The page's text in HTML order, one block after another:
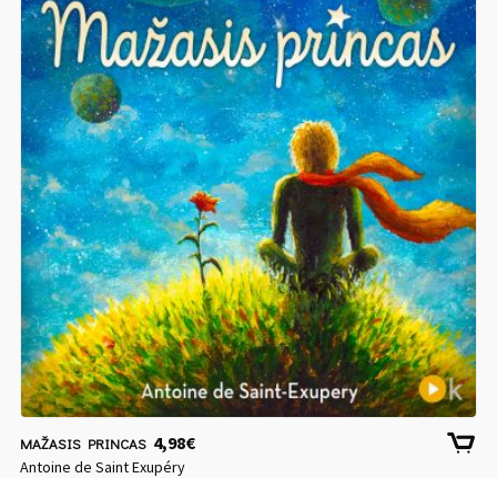
MAŽASIS PRINCAS 4,98€
Antoine de Saint Exupéry